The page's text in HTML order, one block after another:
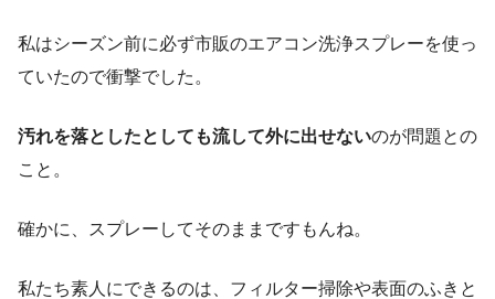
私はシーズン前に必ず市販のエアコン洗浄スプレーを使っ
ていたので衝撃でした。
汚れを落としたとしても流して外に出せないのが問題との
こと。
確かに、スプレーしてそのままですもんね。
私たち素人にできるのは、フィルター掃除や表面のふきと